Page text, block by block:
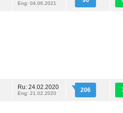
Eng: 04.06.2021
Ru: 24.02.2020
Eng: 21.02.2020 206